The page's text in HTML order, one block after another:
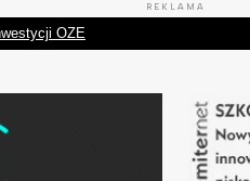
REKLAMA
OZE